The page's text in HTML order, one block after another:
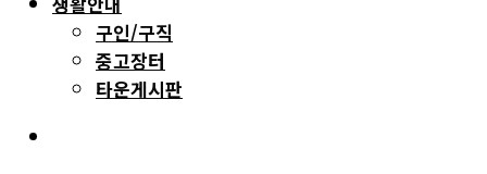
구인/구직
중고장터
타운게시판